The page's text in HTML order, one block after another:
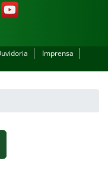
YouTube
Imprensa